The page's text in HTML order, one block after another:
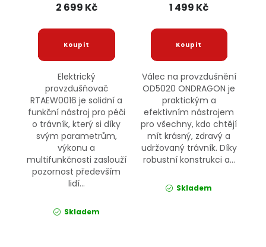
2 699 Kč
Elektrický
provzdušňovač
RTAEW0016 je solidní a
funkční nástroj pro péči
o trávník, který si díky
svým parametrům,
výkonu a
multifunkčnosti zaslouží
pozornost především
lidí...
Skladem
1 499 Kč
Válec na provzdušnění
OD5020 ONDRAGON je
praktickým a
efektivním nástrojem
pro všechny, kdo chtějí
mít krásný, zdravý a
udržovaný trávník. Díky
robustní konstrukci a...
Skladem